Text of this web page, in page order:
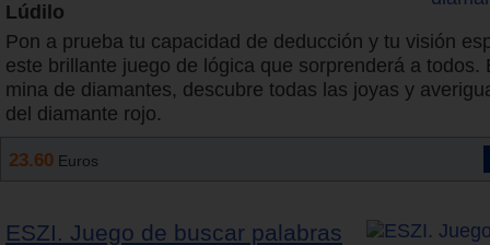
Lúdilo
Pon a prueba tu capacidad de deducción y tu visión
este brillante juego de lógica que sorprenderá a todos.
mina de diamantes, descubre todas las joyas y
del diamante rojo.
23.60 Euros
ESZI. Juego de buscar palabras